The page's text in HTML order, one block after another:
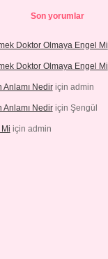
Son yorumlar
Doktor Olmaya Engel Mi
Doktor Olmaya Engel Mi
Anlamı Nediriçin admin
Anlamı Nediriçin Şengül
için admin